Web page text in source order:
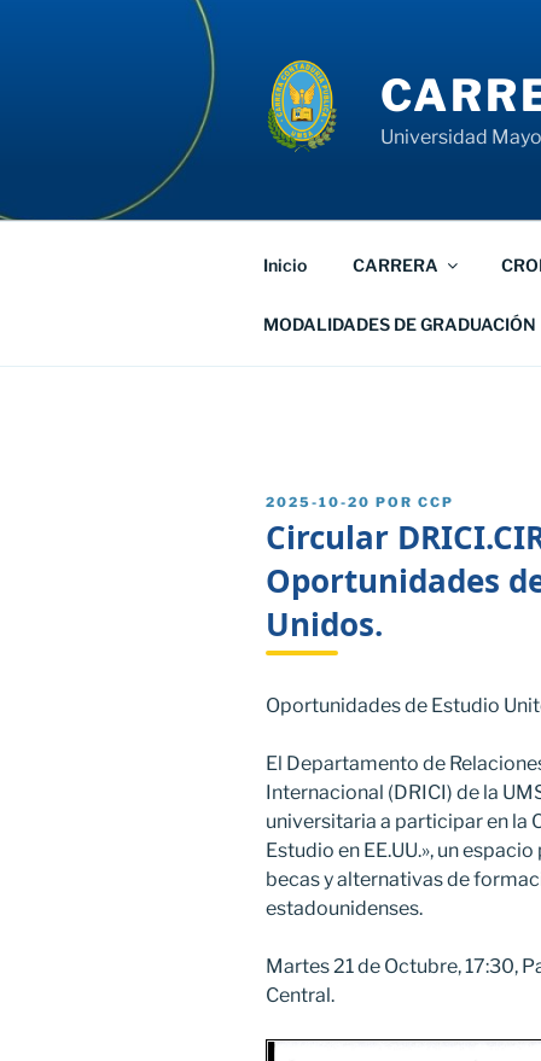
Universidad
Inicio CARRERA
MODALIDADES DE GRADUACIÓN
PUBLICADO
2025-10-20 POR CCP
Circular
Oportunidades
Unidos.
Oportunidades de Estudio
El Departamento de
Internacional (DRICI) de la
universitaria a participar en la
Estudio en EE.UU.», un
becas y alternativas de
estadounidenses.
Martes 21 de Octubre, 17:30,
Central.